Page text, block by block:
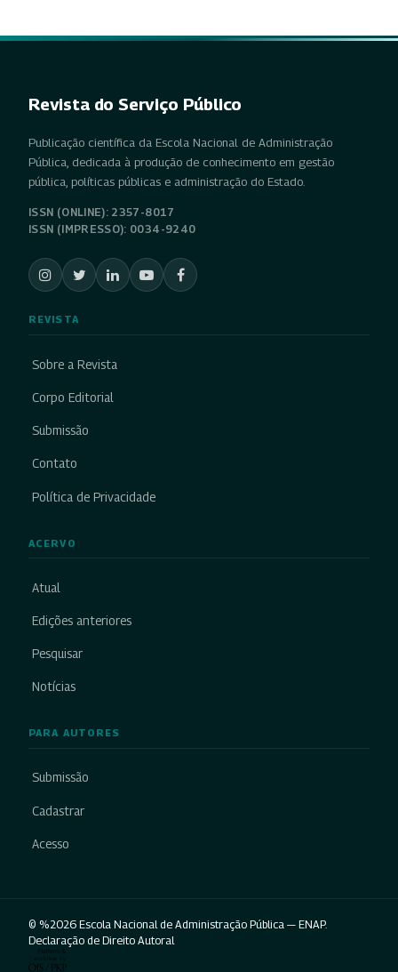
Revista do Serviço Público
Publicação científica da Escola Nacional de Administração
Pública, dedicada à produção de conhecimento em gestão
pública, políticas públicas e administração do Estado.
ISSN (ONLINE): 2357-8017
ISSN (IMPRESSO): 0034-9240
REVISTA
Sobre a Revista
Corpo Editorial
Submissão
Contato
Política de Privacidade
ACERVO
Atual
Edições anteriores
Pesquisar
Notícias
PARA AUTORES
Submissão
Cadastrar
Acesso
© %2026 Escola Nacional de Administração Pública — ENAP.
Declaração de Direito Autoral